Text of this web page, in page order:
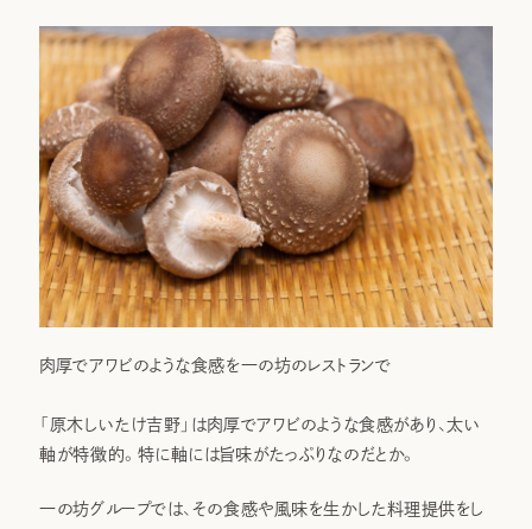
肉厚でアワビのような食感を一の坊のレストランで
「原木しいたけ吉野」は肉厚でアワビのような食感があり、太い
軸が特徴的。特に軸には旨味がたっぷりなのだとか。
一の坊グループでは、その食感や風味を生かした料理提供をし